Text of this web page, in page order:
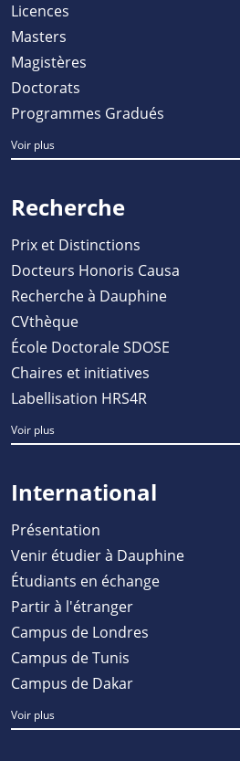
Licences
Masters
Magistères
Doctorats
Programmes Gradués
Voir plus
Recherche
Prix et Distinctions
Docteurs Honoris Causa
Recherche à Dauphine
CVthèque
École Doctorale SDOSE
Chaires et initiatives
Labellisation HRS4R
Voir plus
International
Présentation
Venir étudier à Dauphine
Étudiants en échange
Partir à l'étranger
Campus de Londres
Campus de Tunis
Campus de Dakar
Voir plus